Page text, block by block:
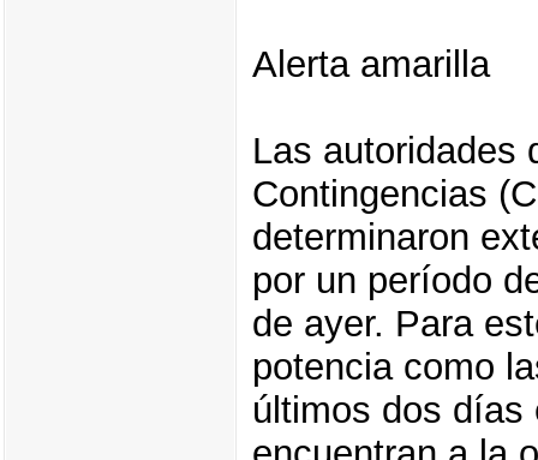
Alerta amarilla
Las autoridades
Contingencias
determinaron
por un período
de ayer. Para
potencia como
últimos dos días